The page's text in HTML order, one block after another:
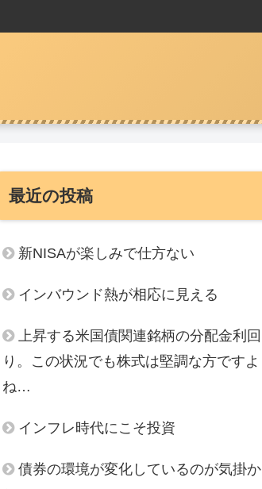
最近の投稿
新NISAが楽しみで仕方ない
インバウンド熱が相応に見える
上昇する米国債関連銘柄の分配金利回
り。この状況でも株式は堅調な方ですよ
ね…
インフレ時代にこそ投資
債券の環境が変化しているのが気掛か